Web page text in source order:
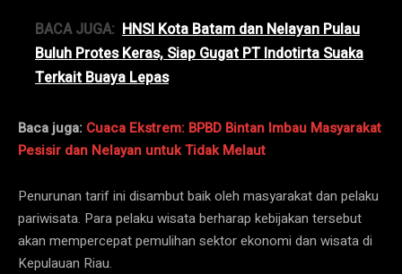
BACA JUGA: HNSI Kota Batam dan Nelayan Pulau
Buluh Protes Keras, Siap Gugat PT Indotirta Suaka
Terkait Buaya Lepas
Baca juga: Cuaca Ekstrem: BPBD Bintan Imbau Masyarakat
Pesisir dan Nelayan untuk Tidak Melaut
Penurunan tarif ini disambut baik oleh masyarakat dan pelaku
pariwisata. Para pelaku wisata berharap kebijakan tersebut
akan mempercepat pemulihan sektor ekonomi dan wisata di
Kepulauan Riau.